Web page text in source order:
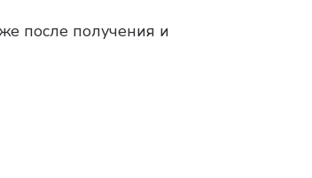
после получения и